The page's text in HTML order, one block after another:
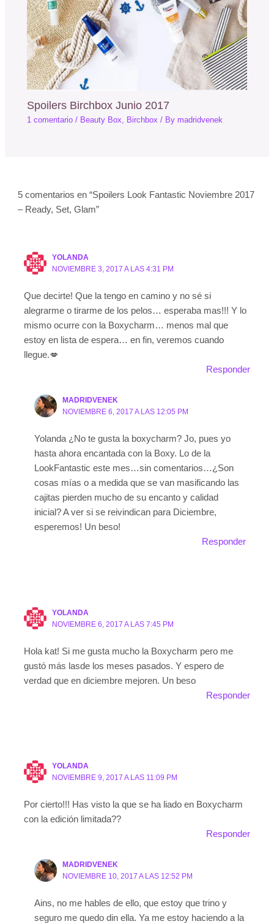
Spoilers Birchbox Junio 2017
1 comentario / Beauty Box, Birchbox / By madridvenek
5 comentarios en “Spoilers Look Fantastic Noviembre 2017
– Ready, Set, Glam”
YOLANDA
NOVIEMBRE 3, 2017 A LAS 4:31 PM
Que decirte! Que la tengo en camino y no sé si
alegrarme o tirarme de los pelos… esperaba mas!!! Y lo
mismo ocurre con la Boxycharm… menos mal que
estoy en lista de espera… en fin, veremos cuando
llegue.💋
Responder
MADRIDVENEK
NOVIEMBRE 6, 2017 A LAS 12:05 PM
Yolanda ¿No te gusta la boxycharm? Jo, pues yo
hasta ahora encantada con la Boxy. Lo de la
LookFantastic este mes…sin comentarios…¿Son
cosas mías o a medida que se van masificando las
cajitas pierden mucho de su encanto y calidad
inicial? A ver si se reivindican para Diciembre,
esperemos! Un beso!
Responder
YOLANDA
NOVIEMBRE 6, 2017 A LAS 7:45 PM
Hola kat! Si me gusta mucho la Boxycharm pero me
gustó más lasde los meses pasados. Y espero de
verdad que en diciembre mejoren. Un beso
Responder
YOLANDA
NOVIEMBRE 9, 2017 A LAS 11:09 PM
Por cierto!!! Has visto la que se ha liado en Boxycharm
con la edición limitada??
Responder
MADRIDVENEK
NOVIEMBRE 10, 2017 A LAS 12:52 PM
Ains, no me hables de ello, que estoy que trino y
seguro me quedo din ella. Ya me estoy haciendo a la